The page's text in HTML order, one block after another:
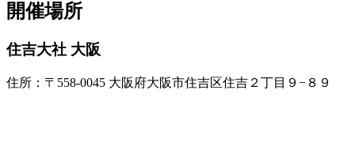
開催場所
住吉大社 大阪
住所：〒558-0045 大阪府大阪市住吉区住吉２丁目９−８９